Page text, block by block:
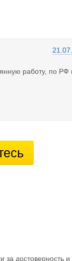
работу, по РФ
за достоверность и